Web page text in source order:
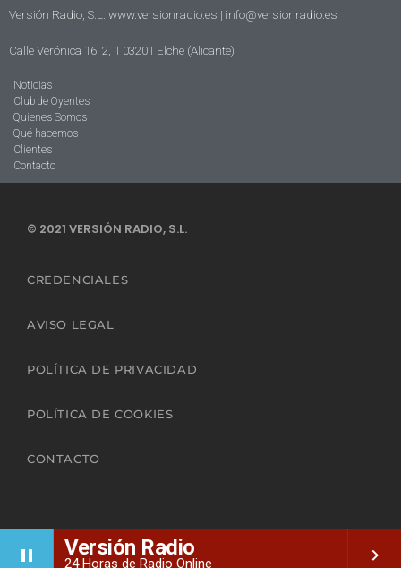
pause Versión Radio
24 Horas de Radio Online keyboard_arrow_right
Versión Radio, S.L. www.versionradio.es | info@versionradio.es
Calle Verónica 16, 2, 1 03201 Elche (Alicante)
Noticias
Club de Oyentes
Quienes Somos
Qué hacemos
Clientes
Contacto
© 2021 VERSIÓN RADIO, S.L.
CREDENCIALES
AVISO LEGAL
POLÍTICA DE PRIVACIDAD
POLÍTICA DE COOKIES
CONTACTO